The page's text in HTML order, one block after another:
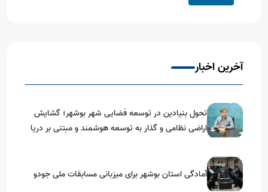
آخرین اخبار
تحول بنیادین در توسعه فضایی شهر بوشهر؛ گشایش
اراضی نظامی و گذار به توسعه هوشمند و مبتنی بر دریا
آمادگی استان بوشهر برای میزبانی مسابقات ملی جودو